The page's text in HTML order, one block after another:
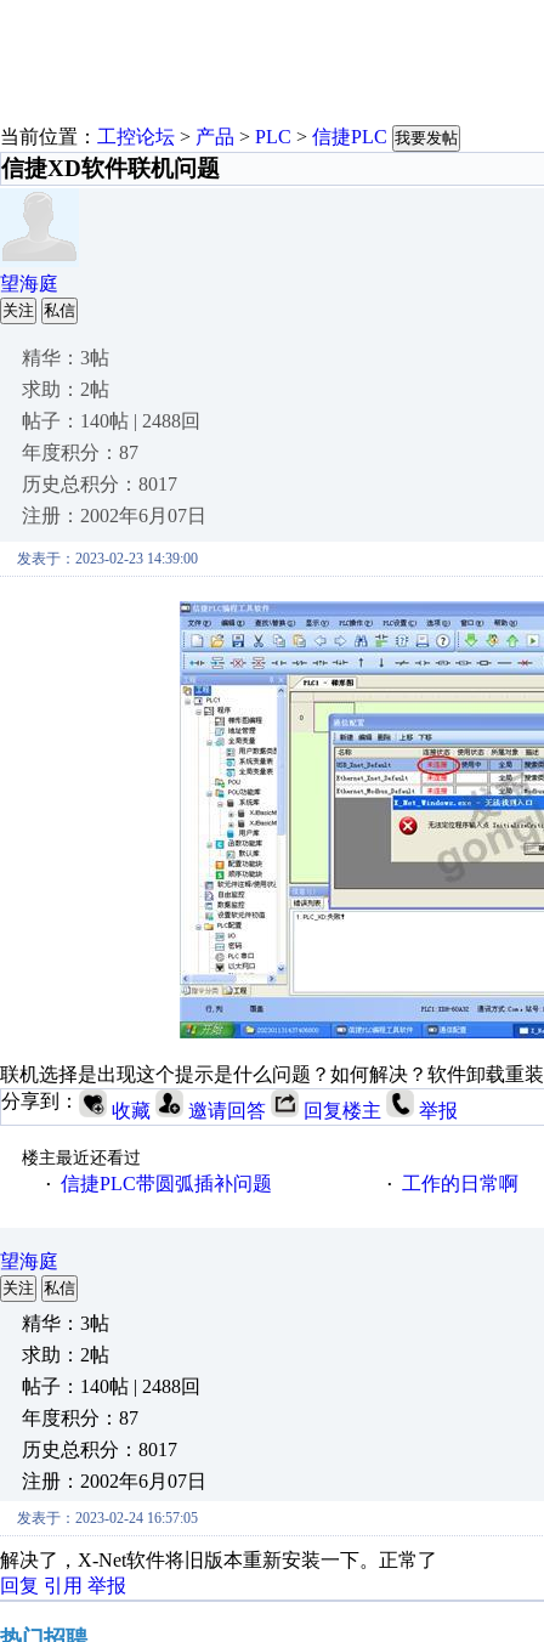
当前位置： 工控论坛 > 产品 > PLC > 信捷PLC 我要发帖
信捷XD软件联机问题
望海庭
关注 私信
精华：3帖
求助：2帖
帖子：140帖 | 2488回
年度积分：87
历史总积分：8017
注册：2002年6月07日
发表于：2023-02-23 14:39:00
联机选择是出现这个提示是什么问题？如何解决？软件卸载重
分享到：
收藏 邀请回答 回复楼主 举报
楼主最近还看过
· 信捷PLC带圆弧插补问题 · 工作的日常啊
望海庭
关注 私信
精华：3帖
求助：2帖
帖子：140帖 | 2488回
年度积分：87
历史总积分：8017
注册：2002年6月07日
发表于：2023-02-24 16:57:05
解决了，X-Net软件将旧版本重新安装一下。正常了
回复 引用 举报